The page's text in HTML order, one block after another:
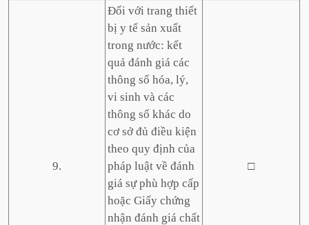
9.
Đối với trang thiết
bị y tế sản xuất
trong nước: kết
quả đánh giá các
thông số hóa, lý,
vi sinh và các
thông số khác do
cơ sở đủ điều kiện
theo quy định của
pháp luật về đánh
giá sự phù hợp cấp
hoặc Giấy chứng
nhận đánh giá chất
□